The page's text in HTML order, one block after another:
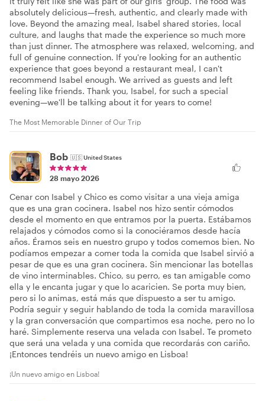
absolutely delicious—fresh, authentic, and clearly made with
love. Beyond the amazing meal, Isabel shared stories, local
culture, and laughs that made the experience so much more
than just dinner. The atmosphere was relaxed, welcoming, and
full of genuine connection. If you're looking for an authentic
experience that goes beyond a restaurant meal, I can't
recommend Isabel enough. We arrived as guests and left
feeling like friends. Thank you, Isabel, for such a special
evening—we'll be talking about it for years to come!
The Most Memorable Dinner of Our Trip
Bob 🇺🇸United States
28 mayo 2026
Cenar con Isabel y Chico es como visitar a una vieja amiga
que es una gran cocinera. Isabel nos hizo sentir cómodos
desde el momento en que entramos por la puerta. Estábamos
relajados y cómodos como si la conociéramos desde hacía
años. Éramos seis en nuestro grupo y todos comemos bien. No
podíamos empezar a comer toda la comida que Isabel sirvió a
pesar de que es una gran cocinera. Sin mencionar las botellas
de vino interminables. Chico, su perro, es tan amigable como
ella y le encanta jugar y que lo acaricien. Se porta muy bien,
pero si lo animas, está más que dispuesto a ser tu amigo.
Podría seguir y seguir hablando de toda la comida maravillosa
y la gran conversación que compartimos esa noche, pero no lo
haré. Simplemente reserva una velada con Isabel. Te prometo
que será una velada y una comida que recordarás con cariño.
¡Entonces tendréis un nuevo amigo en Lisboa!
¡Un nuevo amigo en Lisboa!